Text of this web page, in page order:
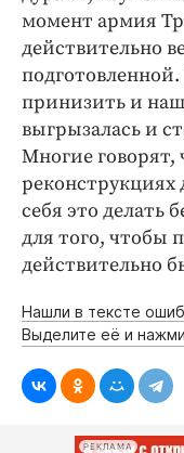
момент армия
действительно
подготовленной.
принизить и
выгрызалась и
Многие говорят,
реконструкциях
себя это делать
для того, чтобы
действительно
Нашли в тексте
Выделите её и
РЕКЛАМА